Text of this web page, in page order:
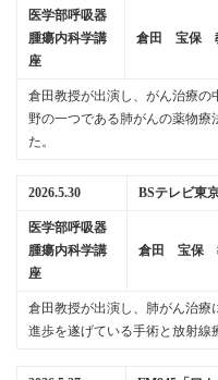
医学部呼吸器
腫瘍内科学講
座
倉田 宝保
倉田教授が出演し、がん治療の
野の一つである肺がんの薬物療
た。
2026.5.30 BSテレビ東
医学部呼吸器
腫瘍内科学講
座
倉田 宝保
倉田教授が出演し、肺がん治
進歩を遂げている手術と放射線